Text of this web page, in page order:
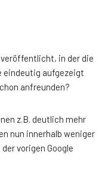
in der die
eindeutig aufgezeigt
anfreunden?
z.B. deutlich mehr
nun innerhalb weniger
vorigen Google